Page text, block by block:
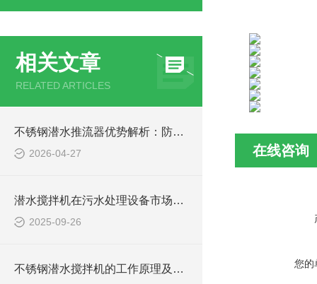
相关文章
RELATED ARTICLES
不锈钢潜水推流器优势解析：防腐耐用污水处理设备
2026-04-27
潜水搅拌机在污水处理设备市场的发展及产品优势
2025-09-26
不锈钢潜水搅拌机的工作原理及作用特点、CAD安装系统结构图
在线咨询
您的